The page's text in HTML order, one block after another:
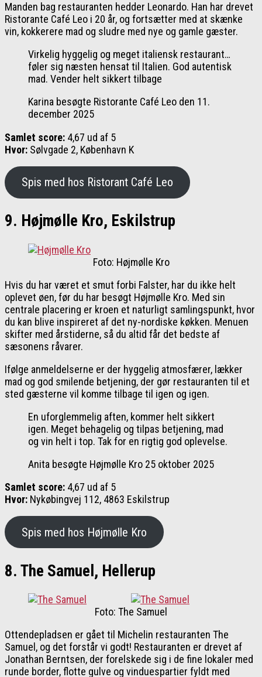
Manden bag restauranten hedder Leonardo. Han har drevet
Ristorante Café Leo i 20 år, og fortsætter med at skænke
vin, kokkerere mad og sludre med nye og gamle gæster.
Virkelig hyggelig og meget italiensk restaurant…
føler sig næsten hensat til Italien. God autentisk
mad. Vender helt sikkert tilbage
Karina besøgte Ristorante Café Leo den 11.
december 2025
Samlet score: 4,67 ud af 5
Hvor: Sølvgade 2, København K
Spis med hos Ristorant Café Leo
9. Højmølle Kro, Eskilstrup
Foto: Højmølle Kro
Hvis du har været et smut forbi Falster, har du ikke helt
oplevet øen, før du har besøgt Højmølle Kro. Med sin
centrale placering er kroen et naturligt samlingspunkt, hvor
du kan blive inspireret af det ny-nordiske køkken. Menuen
skifter med årstiderne, så du altid får det bedste af
sæsonens råvarer.
Ifølge anmeldelserne er der hyggelig atmosfærer, lækker
mad og god smilende betjening, der gør restauranten til et
sted gæsterne vil komme tilbage til igen og igen.
En uforglemmelig aften, kommer helt sikkert
igen. Meget behagelig og tilpas betjening, mad
og vin helt i top. Tak for en rigtig god oplevelse.
Anita besøgte Højmølle Kro 25 oktober 2025
Samlet score: 4,67 ud af 5
Hvor: Nykøbingvej 112, 4863 Eskilstrup
Spis med hos Højmølle Kro
8. The Samuel, Hellerup
Foto: The Samuel
Ottendepladsen er gået til Michelin restauranten The
Samuel, og det forstår vi godt! Restauranten er drevet af
Jonathan Berntsen, der forelskede sig i de fine lokaler med
runde border, flotte gulve og vinduespartier fyldt med